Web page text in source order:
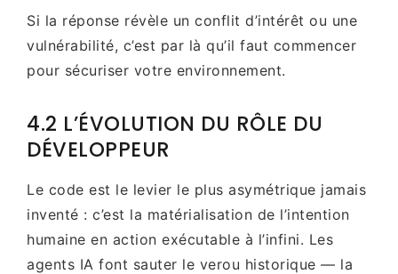
Si la réponse révèle un conflit d’intérêt ou une
vulnérabilité, c’est par là qu’il faut commencer
pour sécuriser votre environnement.
4.2 L’ÉVOLUTION DU RÔLE DU
DÉVELOPPEUR
Le code est le levier le plus asymétrique jamais
inventé : c’est la matérialisation de l’intention
humaine en action exécutable à l’infini. Les
agents IA font sauter le verou historique — la